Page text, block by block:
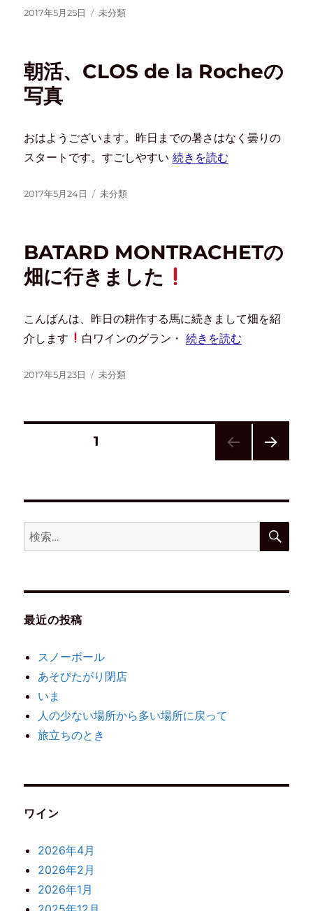
2017年5月25日 未分類
朝活、CLOS de la Rocheの
写真
おはようございます。昨日までの暑さはなく曇りの
スタートです。すごしやすい続きを読む
2017年5月24日 未分類
BATARD MONTRACHETの
畑に行きました
こんばんは、昨日の耕作する馬に続きまして畑を紹
介します
白ワインのグラン・ 続きを読む
2017年5月23日 未分類
固定ページ1
最近の投稿
スノーボール
あそびたがり閉店
いま
人の少ない場所から多い場所に戻って
旅立ちのとき
ワイン
2026年4月
2026年2月
2026年1月